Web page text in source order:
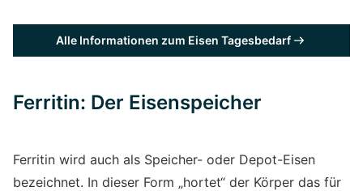
Alle Informationen zum Eisen Tagesbedarf
Ferritin: Der Eisenspeicher
Ferritin wird auch als Speicher- oder Depot-Eisen
bezeichnet. In dieser Form „hortet“ der Körper das für